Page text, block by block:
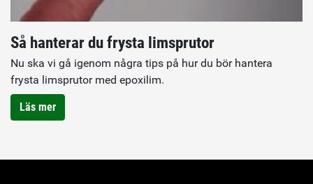
Så hanterar du frysta limsprutor
Nu ska vi gå igenom några tips på hur du bör hantera
frysta limsprutor med epoxilim.
Läs mer